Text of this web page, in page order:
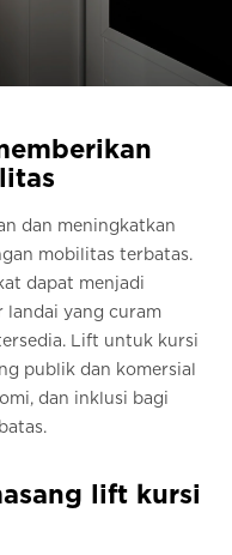
ID
dan meningkatkan
mobilitas terbatas.
dapat menjadi
yang curam
Lift untuk kursi
publik dan komersial
dan inklusi bagi
lift kursi